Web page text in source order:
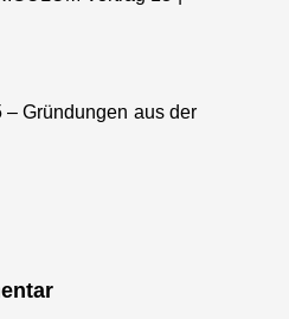
Gründungen aus der